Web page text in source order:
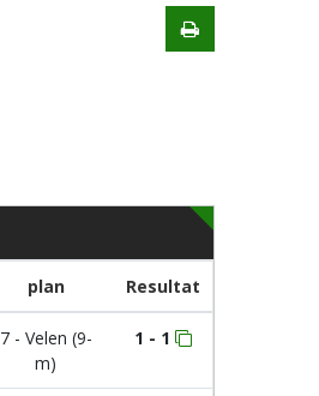
plan Resultat
7 - Velen (9-
m)
1 - 1